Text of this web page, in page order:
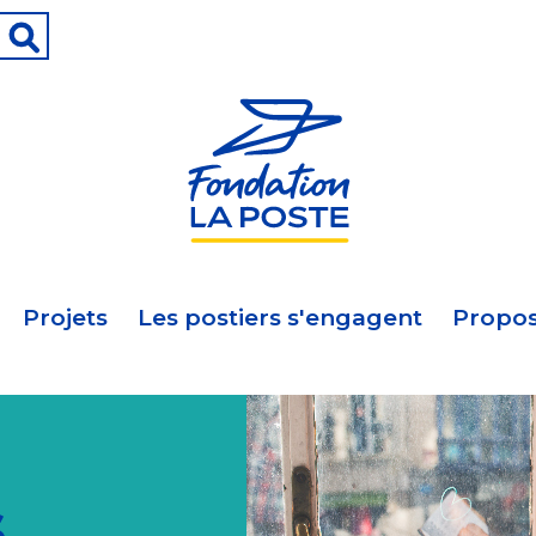
Projets Les postiers s'engagent